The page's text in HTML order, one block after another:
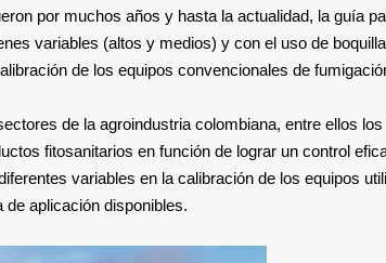
por muchos años y hasta la actualidad, la guía
variables (altos y medios) y con el uso de
de los equipos convencionales de
de la agroindustria colombiana, entre ellos
fitosanitarios en función de lograr un control
variables en la calibración de los equipos
aplicación disponibles.